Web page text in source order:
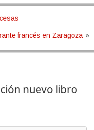
francés en Zaragoza »
nuevo libro